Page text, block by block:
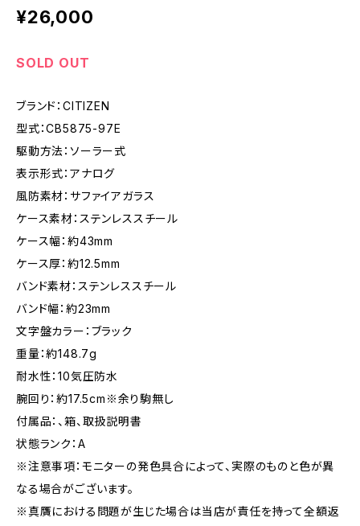
¥26,000
SOLD OUT
ブランド：CITIZEN
型式：CB5875-97E
駆動方法：ソーラー式
表示形式：アナログ
風防素材：サファイアガラス
ケース素材：ステンレススチール
ケース幅：約43mm
ケース厚：約12.5mm
バンド素材：ステンレススチール
バンド幅：約23mm
文字盤カラー：ブラック
重量：約148.7g
耐水性：10気圧防水
腕回り：約17.5cm※余り駒無し
付属品：、箱、取扱説明書
状態ランク：A
※注意事項：モニターの発色具合によって、実際のものと色が異
なる場合がございます。
※真贋における問題が生じた場合は当店が責任を持って全額返